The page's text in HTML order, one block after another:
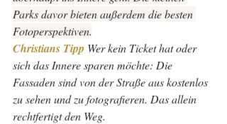
Parks davor bieten außerdem die besten
Fotoperspektiven.
Christians Tipp Wer kein Ticket hat oder
sich das Innere sparen möchte: Die
Fassaden sind von der Straße aus kostenlos
zu sehen und zu fotografieren. Das allein
rechtfertigt den Weg.